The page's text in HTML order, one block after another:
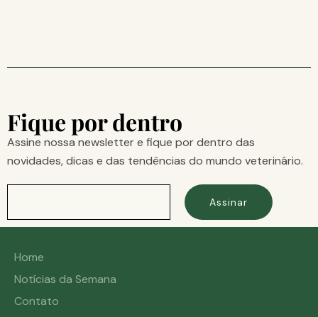
Fique por dentro
Assine nossa newsletter e fique por dentro das
novidades, dicas e das tendências do mundo veterinário.
Assinar
Home
Notícias da Semana
Contato